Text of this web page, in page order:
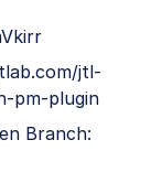
jtl-
pm-plugin
Branch: